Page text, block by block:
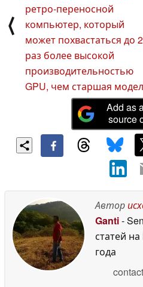
⟨
ретро-переносной
компьютер, который
может похвастаться до
раз более высокой
производительностью
GPU, чем старшая
Add as
source
Автор
Ganti-
статей
года